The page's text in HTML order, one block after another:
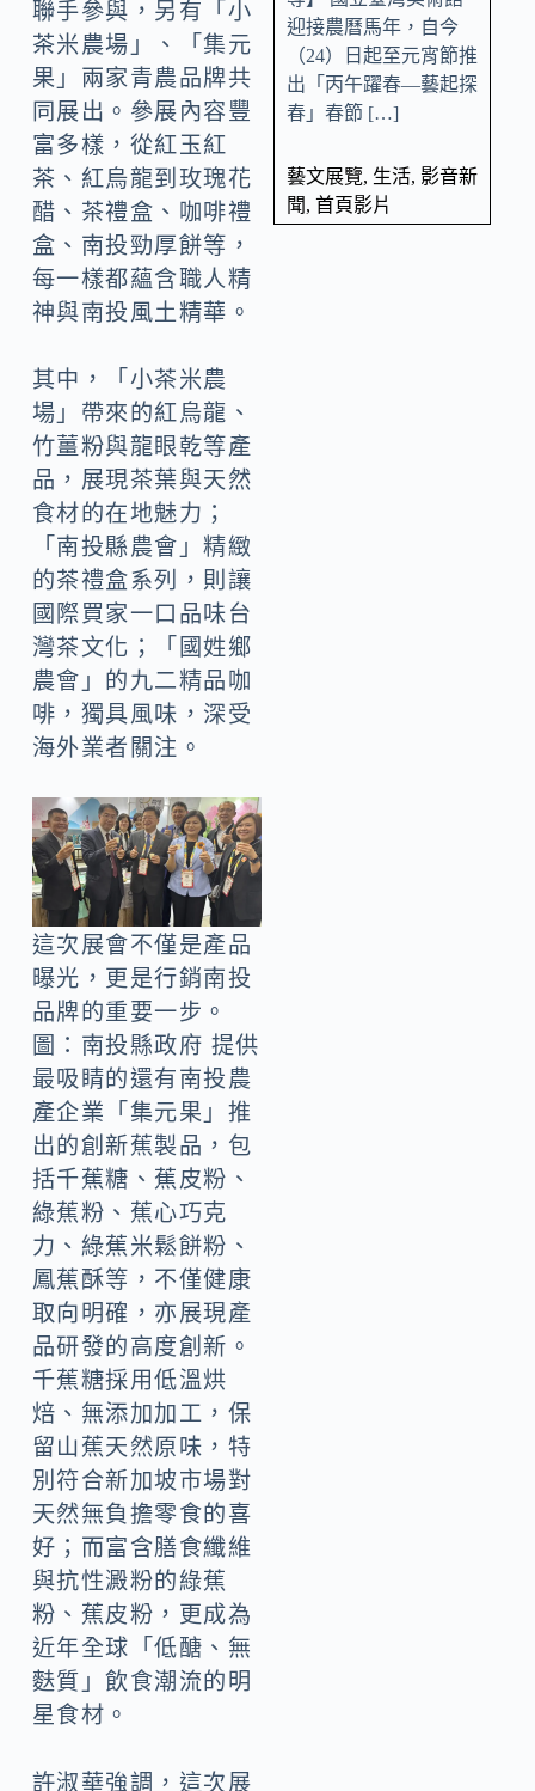
聯手參與，另有「小
茶米農場」、「集元
果」兩家青農品牌共
同展出。參展內容豐
富多樣，從紅玉紅
茶、紅烏龍到玫瑰花
醋、茶禮盒、咖啡禮
盒、南投勁厚餅等，
每一樣都蘊含職人精
神與南投風土精華。
其中，「小茶米農
場」帶來的紅烏龍、
竹薑粉與龍眼乾等產
品，展現茶葉與天然
食材的在地魅力；
「南投縣農會」精緻
的茶禮盒系列，則讓
國際買家一口品味台
灣茶文化；「國姓鄉
農會」的九二精品咖
啡，獨具風味，深受
海外業者關注。
這次展會不僅是產品
曝光，更是行銷南投
品牌的重要一步。
圖：南投縣政府 提供
最吸睛的還有南投農
產企業「集元果」推
出的創新蕉製品，包
括千蕉糖、蕉皮粉、
綠蕉粉、蕉心巧克
力、綠蕉米鬆餅粉、
鳳蕉酥等，不僅健康
取向明確，亦展現產
品研發的高度創新。
千蕉糖採用低溫烘
焙、無添加加工，保
留山蕉天然原味，特
別符合新加坡市場對
天然無負擔零食的喜
好；而富含膳食纖維
與抗性澱粉的綠蕉
粉、蕉皮粉，更成為
近年全球「低醣、無
麩質」飲食潮流的明
星食材。
許淑華強調，這次展
迎接農曆馬年，自今
（24）日起至元宵節推
出「丙午躍春—藝起探
春」春節 […]
藝文展覽, 生活, 影音新
聞, 首頁影片